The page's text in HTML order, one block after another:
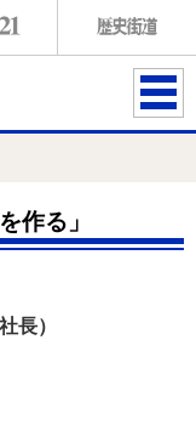
ME
作る」
長）